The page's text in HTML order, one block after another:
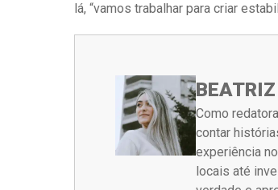
lá, “vamos trabalhar para criar
Como
contar
experiência
locais até